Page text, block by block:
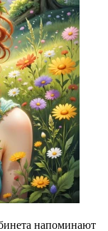
напоминают